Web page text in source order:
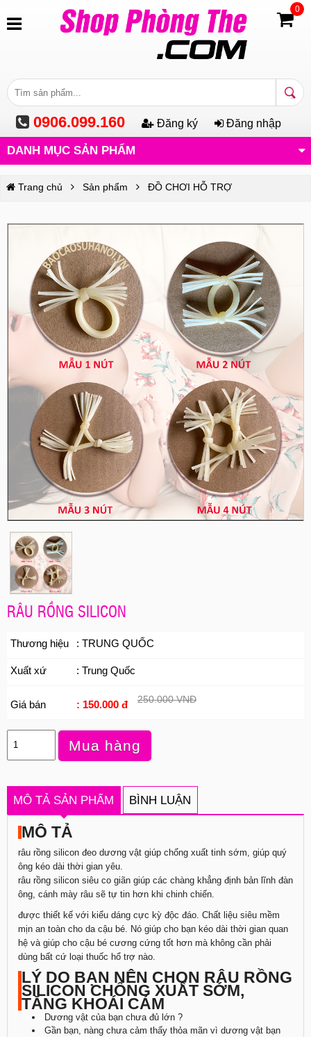
0906.099.160 Đăng ký Đăng nhập
0
DANH MỤC SẢN PHẨM
Trang chủ Sản phẩm ĐỒ CHƠI HỖ TRỢ
RÂU RỒNG SILICON
Thương hiệu : TRUNG QUỐC
Xuất xứ : Trung Quốc
Giá bán : 150.000 đ 250.000 VNĐ
Mua hàng
MÔ TẢ SẢN PHẨM BÌNH LUẬN
MÔ TẢ
râu rồng silicon đeo dương vật giúp chống xuất tinh sớm, giúp quý
ông kéo dài thời gian yêu.
râu rồng silicon siêu co giãn giúp các chàng khẳng định bản lĩnh đàn
ông, cánh mày râu sẽ tự tin hơn khi chinh chiến.
được thiết kế với kiểu dáng cực kỳ độc đáo. Chất liệu siêu mềm
mịn an toàn cho da cậu bé. Nó giúp cho bạn kéo dài thời gian quan
hệ và giúp cho cậu bé cương cứng tốt hơn mà không cần phải
dùng bất cứ loại thuốc hổ trợ nào.
LÝ DO BẠN NÊN CHỌN RÂU RỒNG
SILICON CHỐNG XUẤT SỚM,
TĂNG KHOÁI CẢM
Dương vật của bạn chưa đủ lớn ?
Gần bạn, nàng chưa cảm thấy thỏa mãn vì dương vật bạn